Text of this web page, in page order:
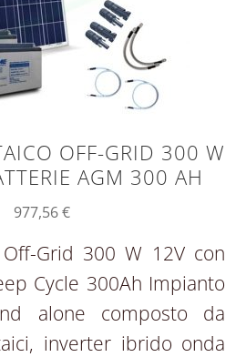
OFF-GRID 300 W
AGM 300 AH
977,56€
Grid 300 W 12V con
Cycle 300Ah Impianto
alone composto da
inverter ibrido onda